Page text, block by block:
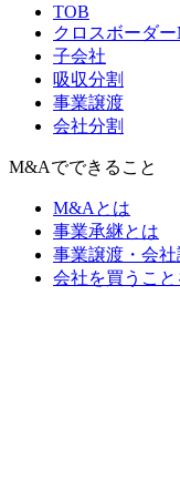
TOB
クロスボーダ
子会社
吸収分割
事業譲渡
会社分割
M&Aでできること
M&Aとは
事業承継とは
事業譲渡・会
会社を買うこ